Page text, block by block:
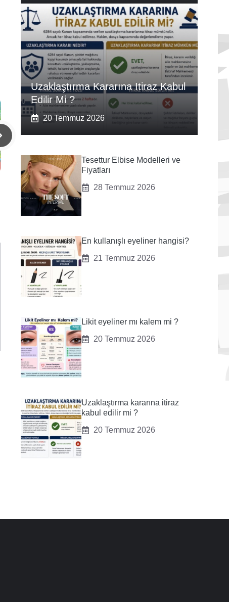
Uzaklaştırma Kararına Itiraz Kabul
Edilir Mi ?
20 Temmuz 2026
Tesettur Elbise Modelleri ve
Fiyatları
28 Temmuz 2026
En kullanışlı eyeliner hangisi?
21 Temmuz 2026
Likit eyeliner mı kalem mi ?
20 Temmuz 2026
Uzaklaştırma kararına itiraz
kabul edilir mi ?
20 Temmuz 2026